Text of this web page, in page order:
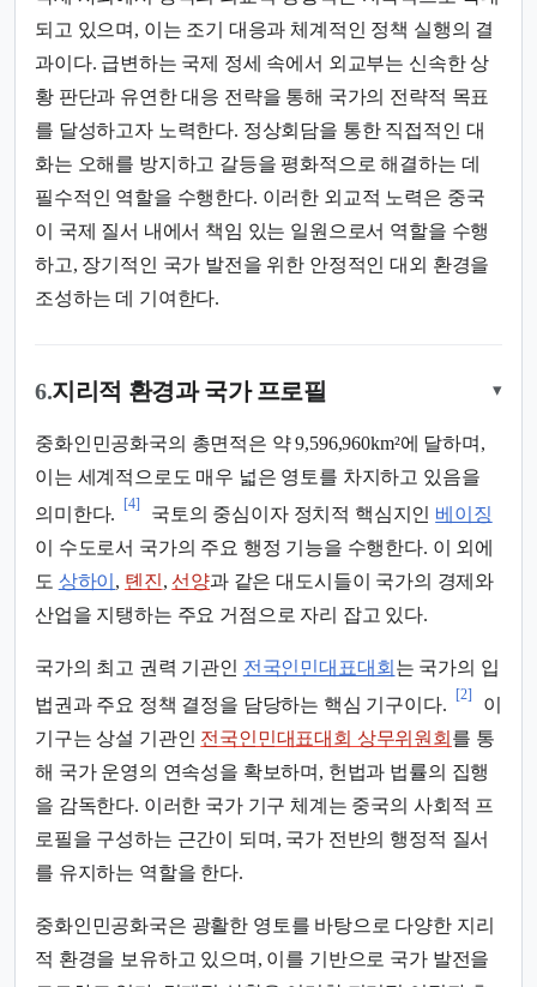
되고 있으며, 이는 조기 대응과 체계적인 정책 실행의 결
과이다. 급변하는 국제 정세 속에서 외교부는 신속한 상
황 판단과 유연한 대응 전략을 통해 국가의 전략적 목표
를 달성하고자 노력한다. 정상회담을 통한 직접적인 대
화는 오해를 방지하고 갈등을 평화적으로 해결하는 데
필수적인 역할을 수행한다. 이러한 외교적 노력은 중국
이 국제 질서 내에서 책임 있는 일원으로서 역할을 수행
하고, 장기적인 국가 발전을 위한 안정적인 대외 환경을
조성하는 데 기여한다.
6.지리적 환경과 국가 프로필 ▾
중화인민공화국의 총면적은 약 9,596,960km²에 달하며,
이는 세계적으로도 매우 넓은 영토를 차지하고 있음을
의미한다.
[4]
국토의 중심이자 정치적 핵심지인 베이징
이 수도로서 국가의 주요 행정 기능을 수행한다. 이 외에
도 상하이 , 톈진, 선양과 같은 대도시들이 국가의 경제와
산업을 지탱하는 주요 거점으로 자리 잡고 있다.
국가의 최고 권력 기관인 전국인민대표대회 는 국가의 입
법권과 주요 정책 결정을 담당하는 핵심 기구이다.
[2]
이
기구는 상설 기관인 전국인민대표대회 상무위원회 를 통
해 국가 운영의 연속성을 확보하며, 헌법과 법률의 집행
을 감독한다. 이러한 국가 기구 체계는 중국의 사회적 프
로필을 구성하는 근간이 되며, 국가 전반의 행정적 질서
를 유지하는 역할을 한다.
중화인민공화국은 광활한 영토를 바탕으로 다양한 지리
적 환경을 보유하고 있으며, 이를 기반으로 국가 발전을